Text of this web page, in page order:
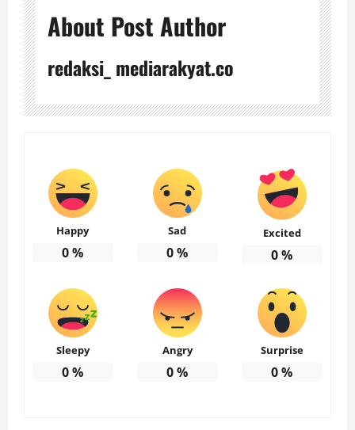
About Post Author
redaksi_ mediarakyat.co
Happy
0%
Sad
0%
Excited
0%
Sleepy
0%
Angry
0%
Surprise
0%